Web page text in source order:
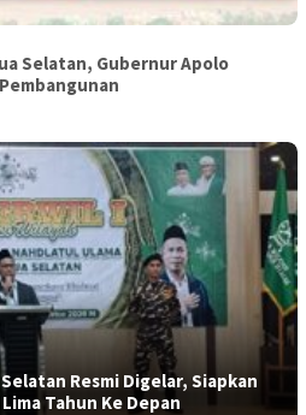
Selatan, Gubernur Apolo
Resmi Digelar, Siapkan
Tahun Ke Depan